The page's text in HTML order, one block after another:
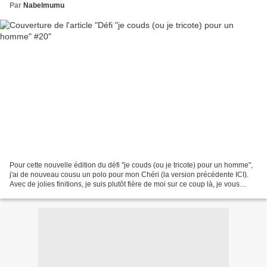
Par Nabelmumu
Pour cette nouvelle édition du défi "je couds (ou je tricote) pour un homme",
j'ai de nouveau cousu un polo pour mon Chéri (la version précédente ICI).
Avec de jolies finitions, je suis plutôt fière de moi sur ce coup là, je vous